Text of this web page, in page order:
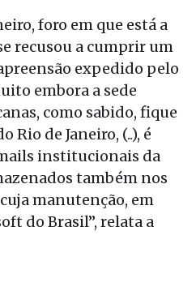
foro em que está a
recusou a cumprir um
expedido pelo
embora a sede
como sabido, fique
Rio de Janeiro, (..), é
institucionais da
também nos
manutenção, em
do Brasil”, relata a